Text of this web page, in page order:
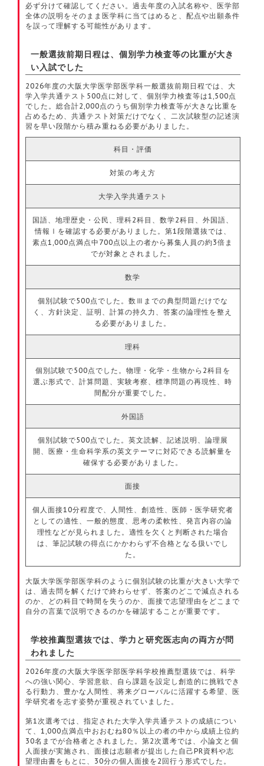
必ず分けて確認してください。過去年度の入試名称や、医学部
全体の説明をそのまま医学科に当てはめると、配点や出願条件
を誤って理解する可能性があります。
一般選抜前期日程は、個別学力検査等の比重が大き
い入試でした
2026年度の大阪大学医学部医学科一般選抜前期日程では、大
学入学共通テスト500点に対して、個別学力検査等は1,500点
でした。総合計2,000点のうち個別学力検査等が大きな比重を
占めるため、共通テスト対策だけでなく、二次試験型の記述演
習を早い段階から積み重ねる必要がありました。
科目・評価
対策の考え方
大学入学共通テスト
国語、地理歴史・公民、理科2科目、数学2科目、外国語、
情報Ⅰを確認する必要がありました。第1段階選抜では、
素点1,000点満点中700点以上の者から募集人員の約3倍ま
でが対象とされました。
数学
個別試験で500点でした。数Ⅲまでの典型問題だけでな
く、方針決定、証明、計算の持久力、答案の論理性を整え
る必要がありました。
理科
個別試験で500点でした。物理・化学・生物から2科目を
選ぶ形式で、計算問題、実験考察、標準問題の再現性、時
間配分が重要でした。
外国語
個別試験で500点でした。英文読解、記述説明、論理展
開、医療・生命科学系の英文テーマに対応できる読解量を
確保する必要がありました。
面接
個人面接10分程度で、人間性、創造性、医師・医学研究者
としての適性、一般的態度、思考の柔軟性、発言内容の論
理性などが見られました。適性を欠くと判断された場合
は、筆記試験の得点にかかわらず不合格となる扱いでし
た。
大阪大学医学部医学科のように個別試験の比重が大きい大学で
は、過去問を解くだけで終わらせず、答案のどこで減点される
のか、どの科目で時間を失うのか、面接で志望理由をどこまで
自分の言葉で説明できるのかを確認することが重要です。
学校推薦型選抜では、学力と研究医志向の両方が問
われました
2026年度の大阪大学医学部医学科学校推薦型選抜では、科学
への強い関心、学習意欲、自ら課題を設定し創造的に挑戦でき
る行動力、豊かな人間性、将来グローバルに活躍する希望、医
学研究者を志す姿勢が重視されていました。
第1次選考では、指定された大学入学共通テストの成績につい
て、1,000点満点中おおむね80％以上の者の中から成績上位約
30名までが合格者とされました。第2次選考では、小論文と個
人面接が実施され、面接は志願者が提出した自己PR資料や志
望理由書をもとに、30分の個人面接を2回行う形式でした。